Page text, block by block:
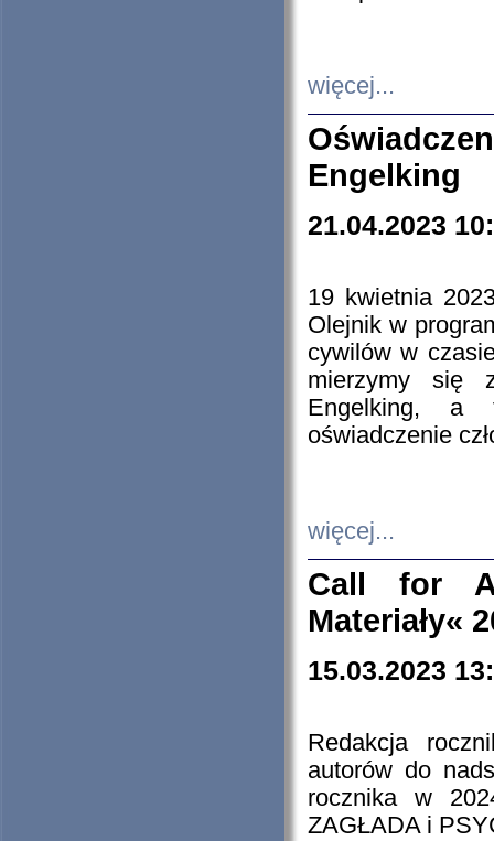
więcej...
Engelking
21.04.2023
19 kwietnia
Olejnik w
cywilów w
mierzymy się
Engelking, a
oświadczenie
więcej...
Call for
Materiały«
15.03.2023
Redakcja
autorów do
rocznika w
ZAGŁADA i